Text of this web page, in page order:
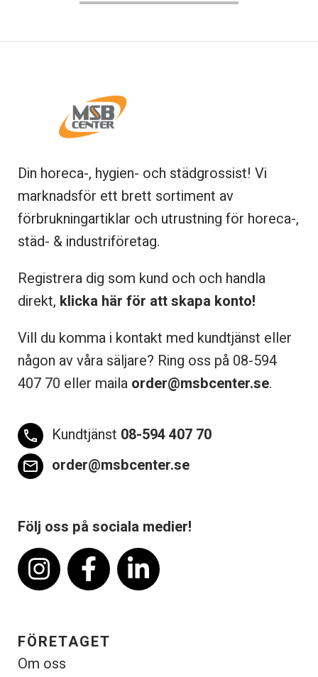
Din horeca-, hygien- och städgrossist! Vi
marknadsför ett brett sortiment av
förbrukningartiklar och utrustning för horeca-,
städ- & industriföretag.
Registrera dig som kund och och handla
direkt, klicka här för att skapa konto!
Vill du komma i kontakt med kundtjänst eller
någon av våra säljare? Ring oss på 08-594
407 70 eller maila order@msbcenter.se.
phone Kundtjänst 08-594 407 70
email order@msbcenter.se
Följ oss på sociala medier!
FÖRETAGET
Om oss